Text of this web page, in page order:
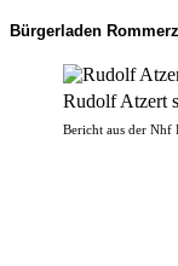
Bürgerladen Rommerz
Rudolf Atzert
Bericht aus der Nhf